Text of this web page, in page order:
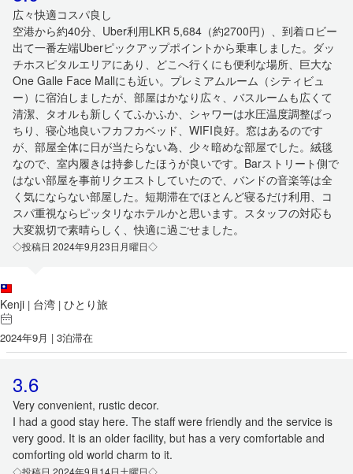
広々快適コスパ良し
空港から約40分、Uber利用LKR 5,684（約2700円）、到着ロビー
出て一番左端Uberピックアップポイントから乗車しました。ダッ
チホスピタルエリアにあり、どこへ行くにも便利な場所、巨大な
One Galle Face Mallにも近い。プレミアムルーム（シティビュ
ー）に宿泊しましたが、部屋はかなり広々、バスルームも広くて
清潔、タオルも新しくてふかふか、シャワーは水圧温度調整ばっ
ちり、寝心地良いフカフカベッド、WIFI良好。窓はあるのです
が、部屋全体に日が当たらない為、少々暗めな部屋でした。絨毯
なので、室内履きは持参したほうが良いです。Barストリート側で
はない部屋を事前リクエストしていたので、バンドの音楽等は全
く気にならない部屋した。短期滞在でほとんど寝るだけ利用、コ
スパ重視ならピッタリなホテルかと思います。スタッフの対応も
大変親切で素晴らしく、快適に過ごせました。
◇投稿日 2024年9月23日月曜日◇
Kenji | 台湾 | ひとり旅
2024年9月 | 3泊滞在
3.6
Very convenient, rustic decor.
I had a good stay here. The staff were friendly and the service is
very good. It is an older facility, but has a very comfortable and
comforting old world charm to it.
◇投稿日 2024年9月14日土曜日◇